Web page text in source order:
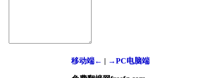
移动端← | →PC电脑端